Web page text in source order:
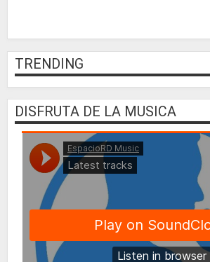
TRENDING
DISFRUTA DE LA MUSICA